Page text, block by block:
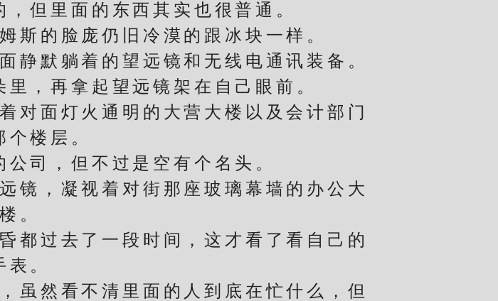
里面的东西其实也很普通。
的脸庞仍旧冷漠的跟冰块一样。
默躺着的望远镜和无线电通讯装备。
再拿起望远镜架在自己眼前。
面灯火通明的大营大楼以及会计部门
个楼层。
司，但不过是空有个名头。
，凝视着对街那座玻璃幕墙的办公大
楼。
过去了一段时间，这才看了看自己的
表。
然看不清里面的人到底在忙什么，但